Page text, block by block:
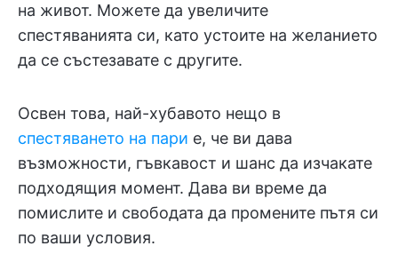
на живот. Можете да увеличите
спестяванията си, като устоите на желанието
да се състезавате с другите.
Освен това, най-хубавото нещо в
спестяването на пари е, че ви дава
възможности, гъвкавост и шанс да изчакате
подходящия момент. Дава ви време да
помислите и свободата да промените пътя си
по ваши условия.